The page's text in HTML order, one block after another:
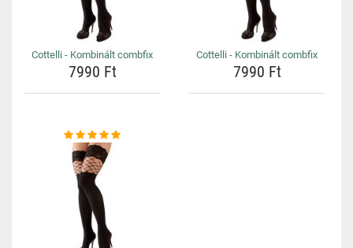
Cottelli - Kombinált combfix
7990 Ft
Cottelli - Kombinált combfix
7990 Ft